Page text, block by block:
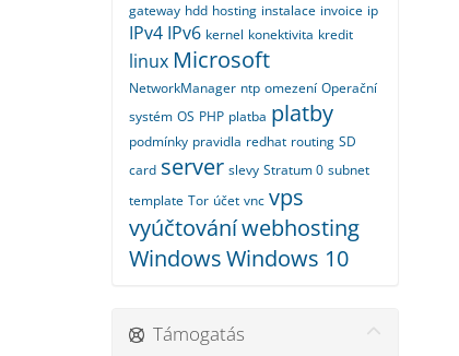
gateway hdd hosting instalace invoice ip
IPv4 IPv6 kernel konektivita kredit
linux Microsoft
NetworkManager ntp omezení Operační
systém OS PHP platba platby
podmínky pravidla redhat routing SD
card server slevy Stratum 0 subnet
template Tor účet vnc vps
vyúčtováníwebhosting
WindowsWindows 10
Támogatás